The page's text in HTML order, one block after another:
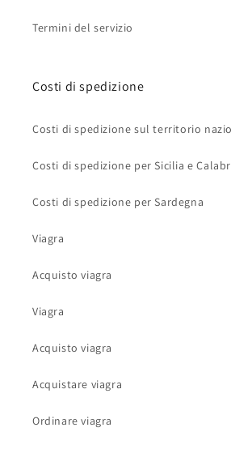
Termini del servizio
Costi di spedizione
Costi di spedizione sul territorio
Costi di spedizione per Sicilia e
Costi di spedizione per Sardegna
Viagra
Acquisto viagra
Viagra
Acquisto viagra
Acquistare viagra
Ordinare viagra